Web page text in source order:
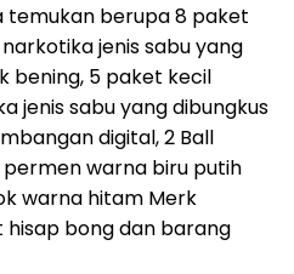
temukan berupa 8 paket
jenis sabu yang
bening, 5 paket kecil
jenis sabu yang dibungkus
digital, 2 Ball
warna biru putih
warna hitam Merk
hisap bong dan barang